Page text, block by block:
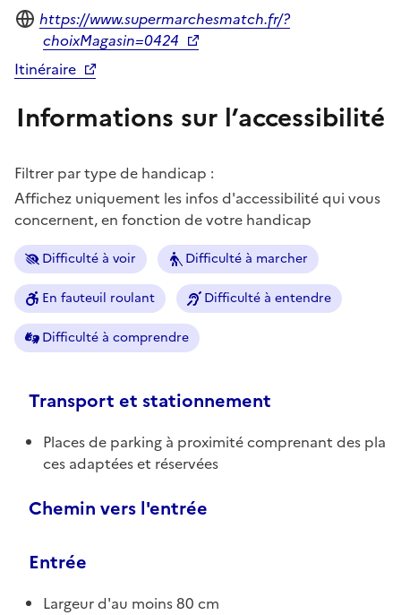
Adresse
Site internet
https://www.supermarchesmatch.fr/?
choixMagasin=0424
Itinéraire
Informations sur l’accessibilité
Filtrer par type de handicap :
Affichez uniquement les infos d'accessibilité qui vous
concernent, en fonction de votre handicap
Difficulté à voir Difficulté à marcher
En fauteuil roulant Difficulté à entendre
Difficulté à comprendre
Transport et stationnement
Places de parking à proximité comprenant des pla
ces adaptées et réservées
Chemin vers l'entrée
Entrée
Largeur d'au moins 80 cm